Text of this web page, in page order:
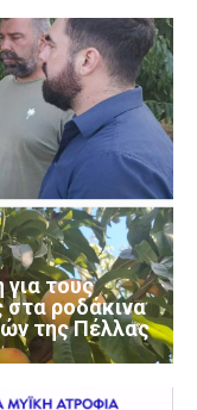
τους
ροδάκινα
της Πέλλας